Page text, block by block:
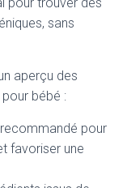
sans
aperçu des
bébé :
pour
favoriser une